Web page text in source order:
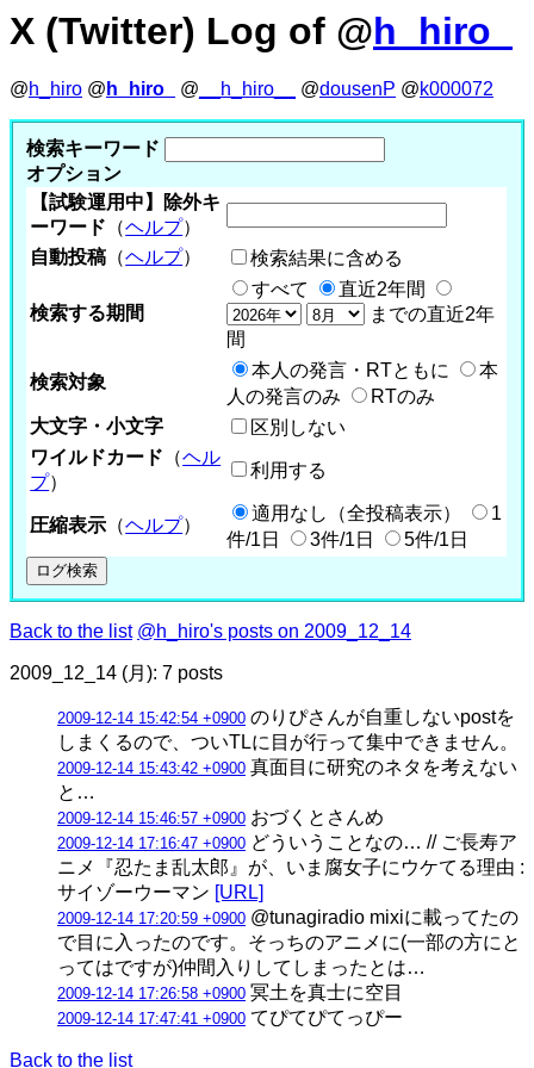
X (Twitter) Log of @h_hiro_
@h_hiro @ h_hiro_ @ __h_hiro__ @dousenP @k000072
検索キーワード
オプション
【試験運用中】除外キ
ーワード （ヘルプ）
自動投稿 （ヘルプ） 検索結果に含める
検索する期間
すべて
直近2年間
までの直近2年
間
検索対象
本人の発言・RTともに
本
人の発言のみ
RTのみ
大文字・小文字
区別しない
ワイルドカード （ヘル
プ）
利用する
圧縮表示 （ヘルプ）
適用なし（全投稿表示）
1
件/1日
3件/1日 5件/1日
Back to the list @h_hiro's posts on 2009_12_14
2009_12_14 (月): 7 posts
2009-12-14 15:42:54 +0900 のりぴさんが自重しないpostを
しまくるので、ついTLに目が行って集中できません。
2009-12-14 15:43:42 +0900 真面目に研究のネタを考えない
と…
2009-12-14 15:46:57 +0900 おづくとさんめ
2009-12-14 17:16:47 +0900 どういうことなの… // ご長寿ア
ニメ『忍たま乱太郎』が、いま腐女子にウケてる理由 :
サイゾーウーマン [URL]
2009-12-14 17:20:59 +0900 @tunagiradio mixiに載ってたの
で目に入ったのです。そっちのアニメに(一部の方にと
ってはですが)仲間入りしてしまったとは…
2009-12-14 17:26:58 +0900 冥土を真士に空目
2009-12-14 17:47:41 +0900 てぴてぴてっぴー
Back to the list